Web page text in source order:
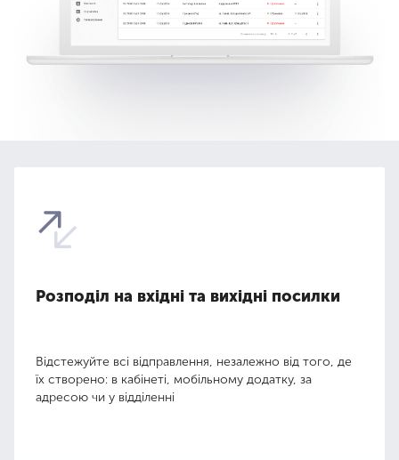
Розподіл на вхідні та вихідні посилки
Відстежуйте всі відправлення, незалежно від того, де
їх створено: в кабінеті, мобільному додатку, за
адресою чи у відділенні